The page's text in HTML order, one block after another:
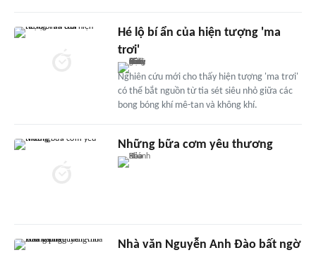
Hé lộ bí ẩn của hiện tượng 'ma
trơi'
Nghiên cứu mới cho thấy hiện tượng 'ma trơi'
có thể bắt nguồn từ tia sét siêu nhỏ giữa các
bong bóng khí mê-tan và không khí.
Những bữa cơm yêu thương
Nhà văn Nguyễn Anh Đào bất ngờ